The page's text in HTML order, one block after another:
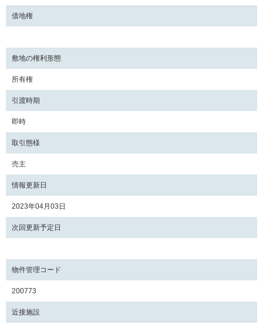
借地権
敷地の権利形態
所有権
引渡時期
即時
取引態様
売主
情報更新日
2023年04月03日
次回更新予定日
物件管理コード
200773
近接施設